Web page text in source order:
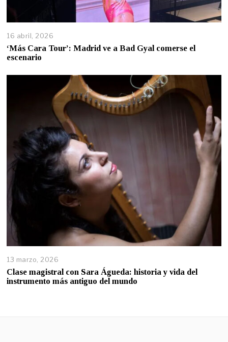
16 abril, 2026
‘Más Cara Tour’: Madrid ve a Bad Gyal comerse el
escenario
13 marzo, 2026
Clase magistral con Sara Águeda: historia y vida del
instrumento más antiguo del mundo